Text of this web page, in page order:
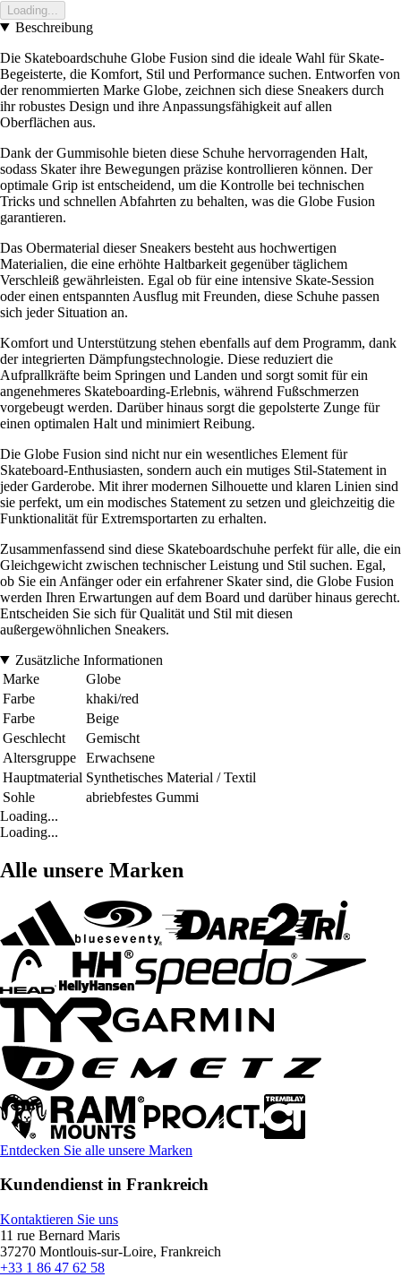
Loading...
Beschreibung
Die Skateboardschuhe Globe Fusion sind die ideale Wahl für Skate-
Begeisterte, die Komfort, Stil und Performance suchen. Entworfen von
der renommierten Marke Globe, zeichnen sich diese Sneakers durch
ihr robustes Design und ihre Anpassungsfähigkeit auf allen
Oberflächen aus.
Dank der Gummisohle bieten diese Schuhe hervorragenden Halt,
sodass Skater ihre Bewegungen präzise kontrollieren können. Der
optimale Grip ist entscheidend, um die Kontrolle bei technischen
Tricks und schnellen Abfahrten zu behalten, was die Globe Fusion
garantieren.
Das Obermaterial dieser Sneakers besteht aus hochwertigen
Materialien, die eine erhöhte Haltbarkeit gegenüber täglichem
Verschleiß gewährleisten. Egal ob für eine intensive Skate-Session
oder einen entspannten Ausflug mit Freunden, diese Schuhe passen
sich jeder Situation an.
Komfort und Unterstützung stehen ebenfalls auf dem Programm, dank
der integrierten Dämpfungstechnologie. Diese reduziert die
Aufprallkräfte beim Springen und Landen und sorgt somit für ein
angenehmeres Skateboarding-Erlebnis, während Fußschmerzen
vorgebeugt werden. Darüber hinaus sorgt die gepolsterte Zunge für
einen optimalen Halt und minimiert Reibung.
Die Globe Fusion sind nicht nur ein wesentliches Element für
Skateboard-Enthusiasten, sondern auch ein mutiges Stil-Statement in
jeder Garderobe. Mit ihrer modernen Silhouette und klaren Linien sind
sie perfekt, um ein modisches Statement zu setzen und gleichzeitig die
Funktionalität für Extremsportarten zu erhalten.
Zusammenfassend sind diese Skateboardschuhe perfekt für alle, die ein
Gleichgewicht zwischen technischer Leistung und Stil suchen. Egal,
ob Sie ein Anfänger oder ein erfahrener Skater sind, die Globe Fusion
werden Ihren Erwartungen auf dem Board und darüber hinaus gerecht.
Entscheiden Sie sich für Qualität und Stil mit diesen
außergewöhnlichen Sneakers.
Zusätzliche Informationen
Marke
Globe
Farbe
khaki/red
Farbe
Beige
Geschlecht
Gemischt
Altersgruppe
Erwachsene
Hauptmaterial Synthetisches Material / Textil
Sohle
abriebfestes Gummi
Loading...
Loading...
Alle unsere Marken
Entdecken Sie alle unsere Marken
Kundendienst in Frankreich
Kontaktieren Sie uns
11 rue Bernard Maris
37270 Montlouis-sur-Loire, Frankreich
+33 1 86 47 62 58